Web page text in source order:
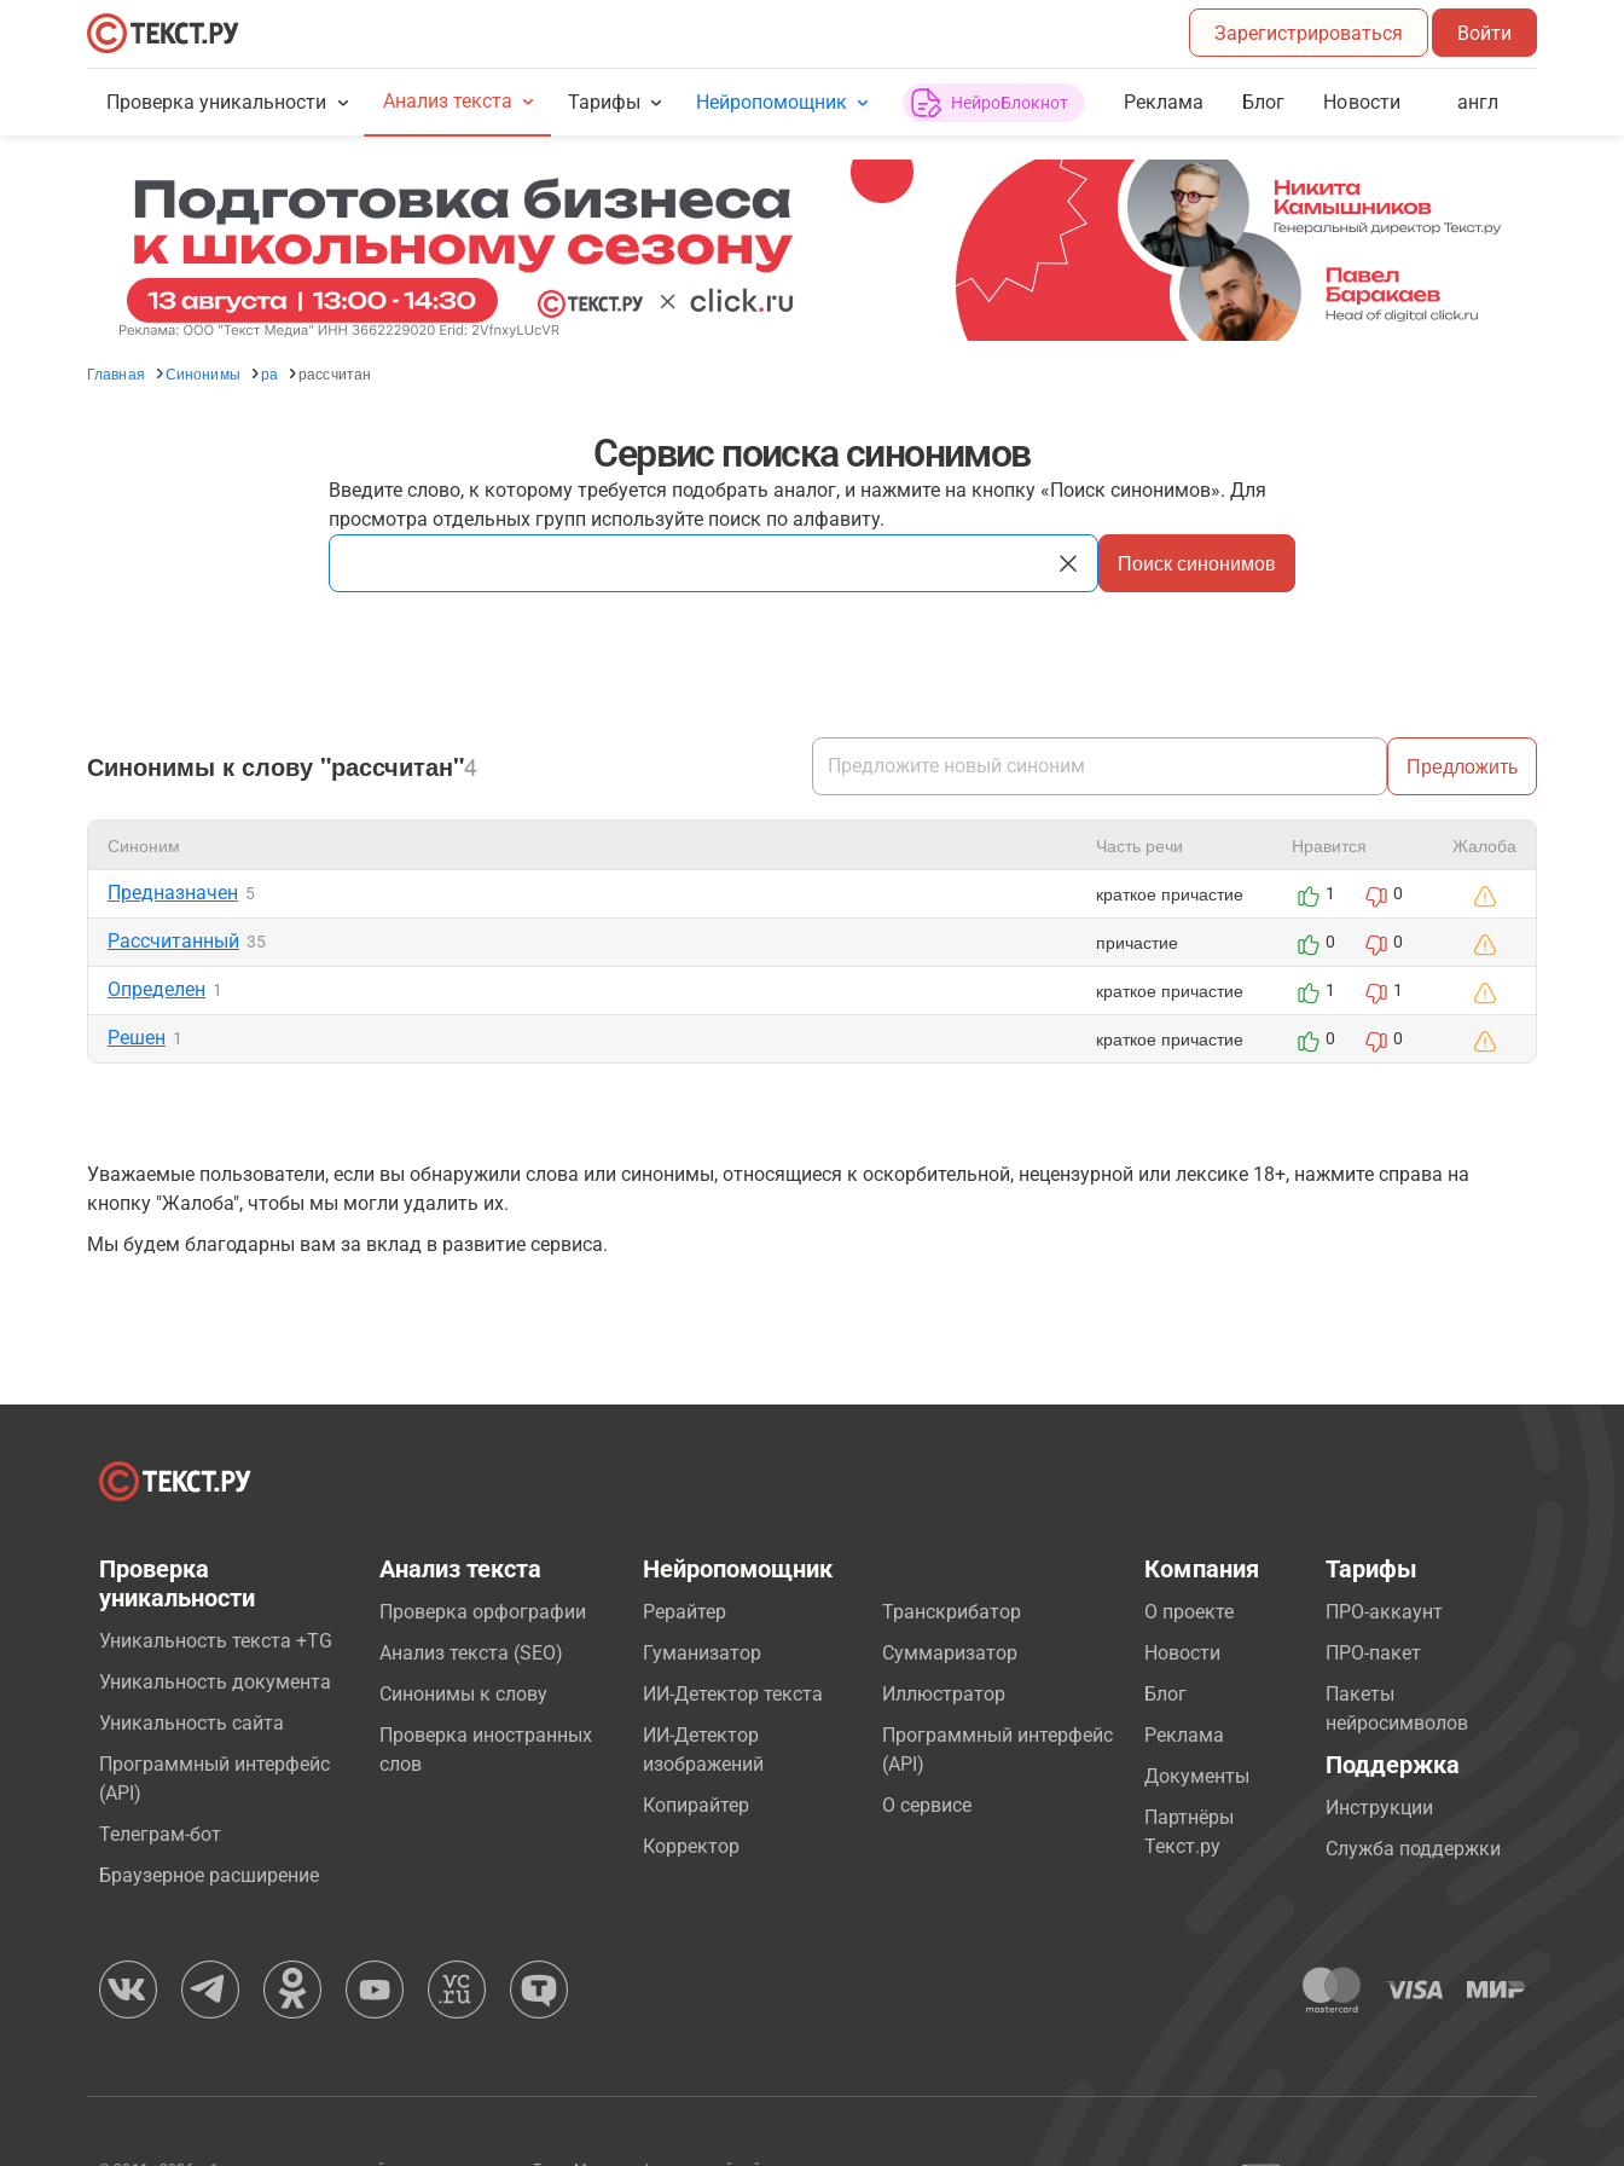
Зарегистрироваться Войти
Проверка уникальности Анализ текста Тарифы Нейропомощник НейроБлокнот Реклама Блог Новости англ
Главная Синонимы ра рассчитан
Сервис поиска синонимов
Введите слово, к которому требуется подобрать аналог, и нажмите на кнопку «Поиск синонимов». Для
просмотра отдельных групп используйте поиск по алфавиту.
Поиск синонимов
Синонимы к слову "рассчитан"4 Предложить
Синоним Часть речи Нравится Жалоба
Предназначен 5 краткое причастие 1 0
Рассчитанный 35 причастие 0 0
Определен 1 краткое причастие 1 1
Решен 1 краткое причастие 0 0
Уважаемые пользователи, если вы обнаружили слова или синонимы, относящиеся к оскорбительной, нецензурной или лексике 18+, нажмите справа на
кнопку "Жалоба", чтобы мы могли удалить их.
Мы будем благодарны вам за вклад в развитие сервиса.
Проверка
уникальности
Уникальность текста +TG
Уникальность документа
Уникальность сайта
Программный интерфейс
(API)
Телеграм-бот
Браузерное расширение
Анализ текста
Проверка орфографии
Анализ текста (SEO)
Синонимы к слову
Проверка иностранных
слов
Нейропомощник
Рерайтер
Гуманизатор
ИИ-Детектор текста
ИИ-Детектор
изображений
Копирайтер
Корректор
Транскрибатор
Суммаризатор
Иллюстратор
Программный интерфейс
(API)
О сервисе
Компания
О проекте
Новости
Блог
Реклама
Документы
Партнёры
Текст.ру
Тарифы
ПРО-аккаунт
ПРО-пакет
Пакеты
нейросимволов
Поддержка
Инструкции
Служба поддержки